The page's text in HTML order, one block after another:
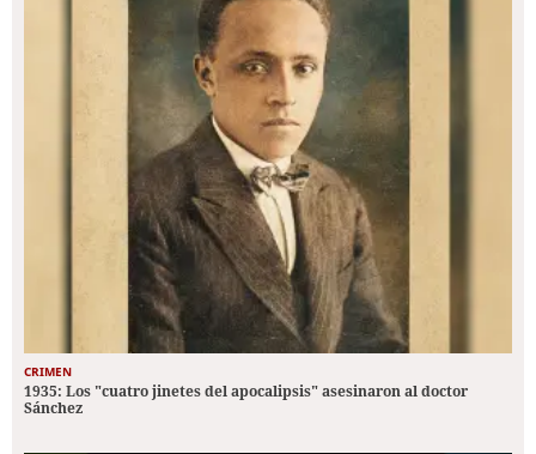
CRIMEN
1935: Los "cuatro jinetes del apocalipsis" asesinaron al doctor
Sánchez